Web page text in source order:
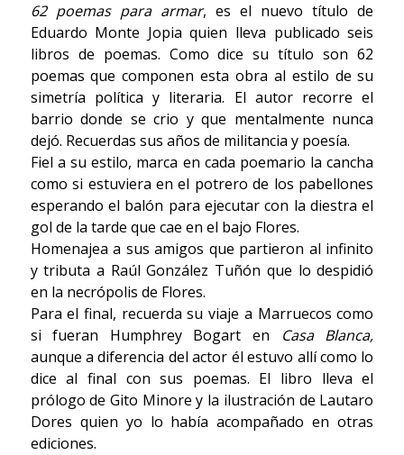
62 poemas para armar, es el nuevo título de
Eduardo Monte Jopia quien lleva publicado seis
libros de poemas. Como dice su título son 62
poemas que componen esta obra al estilo de su
simetría política y literaria. El autor recorre el
barrio donde se crio y que mentalmente nunca
dejó. Recuerdas sus años de militancia y poesía.
Fiel a su estilo, marca en cada poemario la cancha
como si estuviera en el potrero de los pabellones
esperando el balón para ejecutar con la diestra el
gol de la tarde que cae en el bajo Flores.
Homenajea a sus amigos que partieron al infinito
y tributa a Raúl González Tuñón que lo despidió
en la necrópolis de Flores.
Para el final, recuerda su viaje a Marruecos como
si fueran Humphrey Bogart en
Casa Blanca,
aunque a diferencia del actor él estuvo allí como lo
dice al final con sus poemas. El libro lleva el
prólogo de Gito Minore y la ilustración de Lautaro
Dores quien yo lo había acompañado en otras
ediciones.